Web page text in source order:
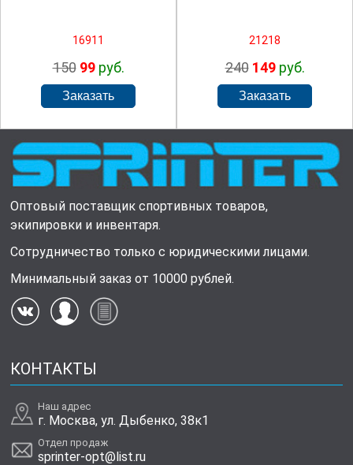
16911
150 99руб.
21218
240 149руб.
Оптовый поставщик спортивных товаров,
экипировки и инвентаря.
Сотрудничество только с юридическими лицами.
Минимальный заказ от 10000 рублей.
КОНТАКТЫ
Наш адрес
г. Москва, ул. Дыбенко, 38к1
Отдел продаж
sprinter-opt@list.ru